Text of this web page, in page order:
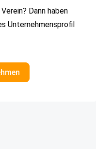
Dann haben
Unternehmensprofil